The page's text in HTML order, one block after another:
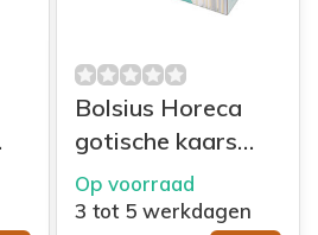
Bolsius Horeca
gotische kaars
240/23 doos 100
Rood
Op voorraad
3 tot 5 werkdagen